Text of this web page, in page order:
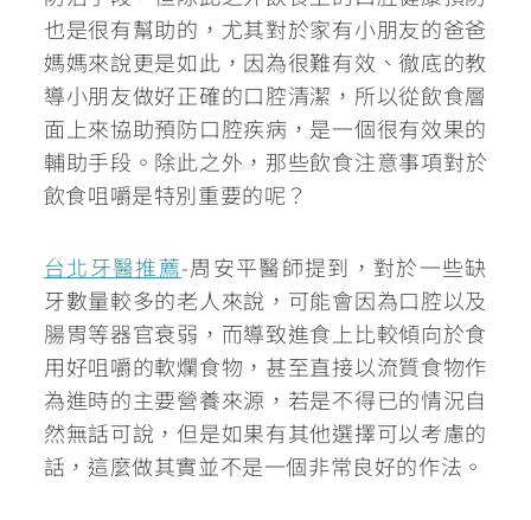
也是很有幫助的，尤其對於家有小朋友的爸爸
媽媽來說更是如此，因為很難有效、徹底的教
導小朋友做好正確的口腔清潔，所以從飲食層
面上來協助預防口腔疾病，是一個很有效果的
輔助手段。 除此之外，那些飲食注意事項對於
飲食咀嚼是特別重要的呢？
台北牙醫推薦-周安平醫師提到，對於一些缺
牙數量較多的老人來說，可能會因為口腔以及
腸胃等器官衰弱，而導致進食上比較傾向於食
用好咀嚼的軟爛食物，甚至直接以流質食物作
為進時的主要營養來源，若是不得已的情況自
然無話可說，但是如果有其他選擇可以考慮的
話，這麼做其實並不是一個非常良好的作法。